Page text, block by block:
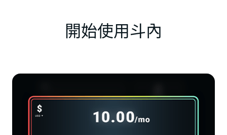
開始使用斗內